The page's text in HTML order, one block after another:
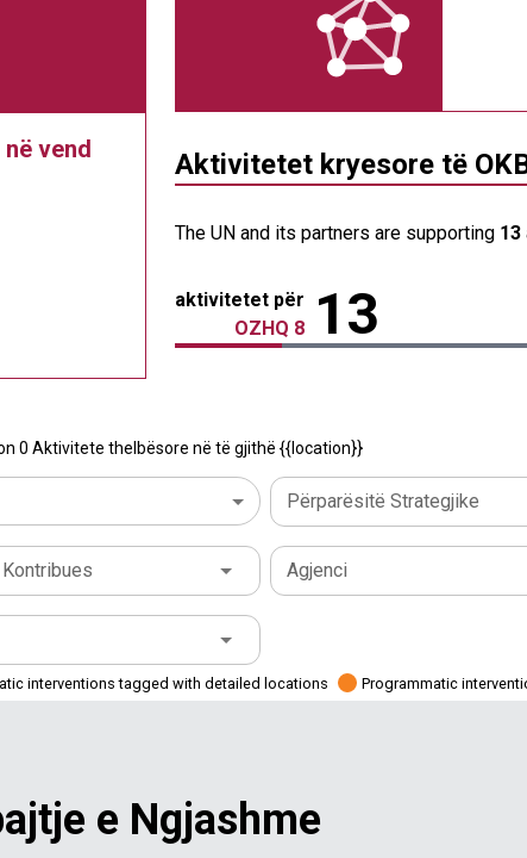
vend Aktivitetet kryesore të
The UN and its partners are supporting 13
aktivitetet për
OZHQ 8
13
0 Aktivitete thelbësore në të gjithë {{location}}
Përparësitë Strategjike
Agjenci
interventions tagged with detailed locations Programmatic
e Ngjashme